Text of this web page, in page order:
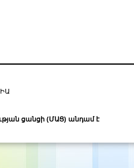
ցանցի (ՄԱՑ) անդամ է